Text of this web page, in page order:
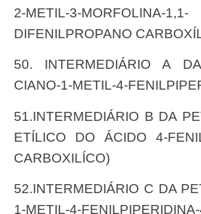
2-METIL-3-MORFOLINA-1,1-
DIFENILPROPANO
50. INTERMEDIÁRIO A DA PETIDINA (4
CIANO-1-METIL-4-
51.INTERMEDIÁRIO B DA PETIDINA (ÉSTER
ETÍLICO DO ÁCIDO 4-
CARBOXILÍCO)
52.INTERMEDIÁRIO C DA PETIDINA (ÁCIDO-
1-METIL-4-